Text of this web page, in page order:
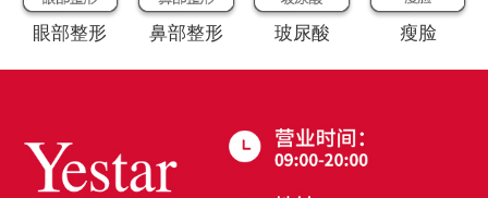
眼部整形 鼻部整形 玻尿酸 瘦脸